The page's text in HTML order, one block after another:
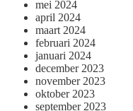
mei 2024
april 2024
maart 2024
februari 2024
januari 2024
december 2023
november 2023
oktober 2023
september 2023